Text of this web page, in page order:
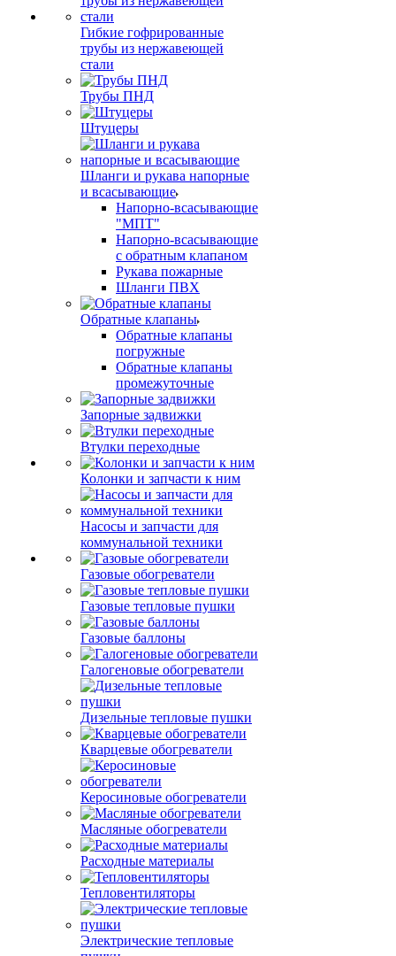
Гибкие гофрированные
трубы из нержавеющей
стали
Трубы ПНД
Штуцеры
Шланги и рукава напорные
и всасывающие
Напорно-всасывающие
"МПТ"
Напорно-всасывающие
с обратным клапаном
Рукава пожарные
Шланги ПВХ
Обратные клапаны
Обратные клапаны
погружные
Обратные клапаны
промежуточные
Запорные задвижки
Втулки переходные
Колонки и запчасти к ним
Насосы и запчасти для
коммунальной техники
Газовые обогреватели
Газовые тепловые пушки
Газовые баллоны
Галогеновые обогреватели
Дизельные тепловые пушки
Кварцевые обогреватели
Керосиновые обогреватели
Масляные обогреватели
Расходные материалы
Тепловентиляторы
Электрические тепловые